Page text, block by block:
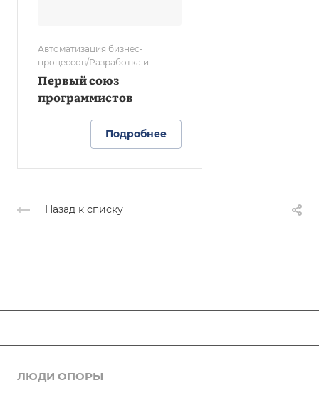
Автоматизация бизнес-
процессов/Разработка и
сопровождение
Первый союз
программистов
Подробнее
Назад к списку
ЛЮДИ ОПОРЫ